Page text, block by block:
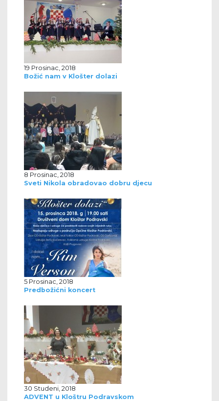
19 Prosinac, 2018
Božić nam v Klošter dolazi
8 Prosinac, 2018
Sveti Nikola obradovao dobru djecu
5 Prosinac, 2018
Predbožićni koncert
30 Studeni, 2018
ADVENT u Kloštru Podravskom